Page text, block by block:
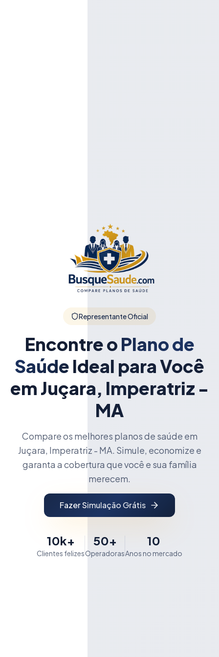
Representante Oficial
Encontre o Plano de
Saúde Ideal para Você
em Juçara, Imperatriz -
MA
Compare os melhores planos de saúde em
Juçara, Imperatriz - MA. Simule, economize e
garanta a cobertura que você e sua família
merecem.
Fazer Simulação Grátis
10k+
Clientes felizes
50+
Operadoras
10
Anos no mercado